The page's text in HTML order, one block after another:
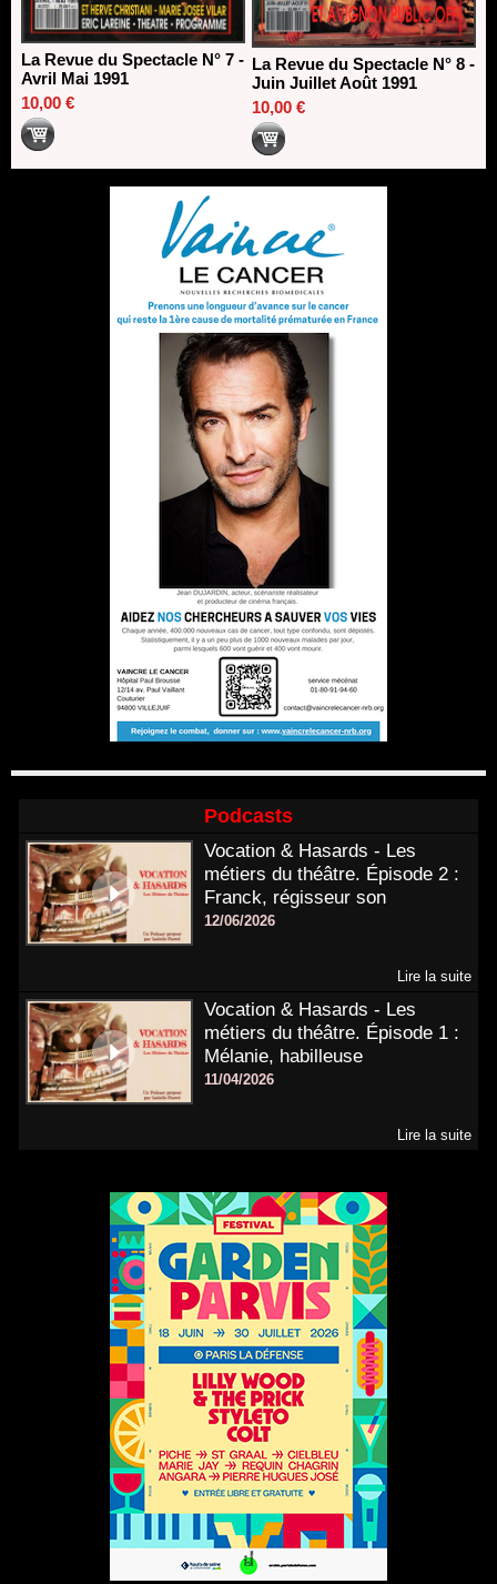
La Revue du Spectacle N° 7 -
Avril Mai 1991
10,00 €
La Revue du Spectacle N° 8 -
Juin Juillet Août 1991
10,00 €
Podcasts
Vocation & Hasards - Les
métiers du théâtre. Épisode 2 :
Franck, régisseur son
12/06/2026
Lire la suite
Vocation & Hasards - Les
métiers du théâtre. Épisode 1 :
Mélanie, habilleuse
11/04/2026
Lire la suite